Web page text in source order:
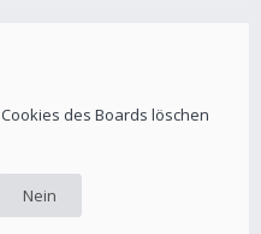
des Boards löschen